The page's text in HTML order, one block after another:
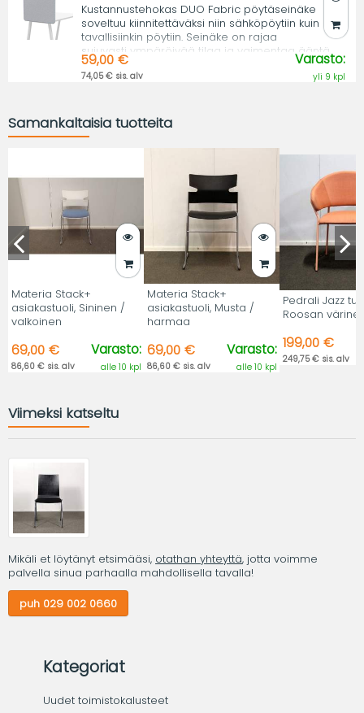
Kustannustehokas DUO Fabric pöytäseinäke
soveltuu kiinnitettäväksi niin sähköpöytiin kuin
tavallisiinkin pöytiin. Seinäke on rajaa
sujuvasti ympäröivää tilaa ja vaimentaa ääntä.
59,00 €
74,05 € sis. alv
Varasto:
yli 9 kpl
Samankaltaisia tuotteita
Materia Stack+
asiakastuoli, Sininen /
valkoinen
69,00 €
86,60 € sis. alv
Varasto:
alle 10 kpl
Materia Stack+
asiakastuoli, Musta /
harmaa
69,00 €
86,60 € sis. alv
Varasto:
alle 10 kpl
Pedrali Jazz
Roosan
199,00 €
249,75 € sis. alv
Viimeksi katseltu
Mikäli et löytänyt etsimääsi, otathan yhteyttä, jotta voimme
palvella sinua parhaalla mahdollisella tavalla!
puh 029 002 0660
Kategoriat
Uudet toimistokalusteet